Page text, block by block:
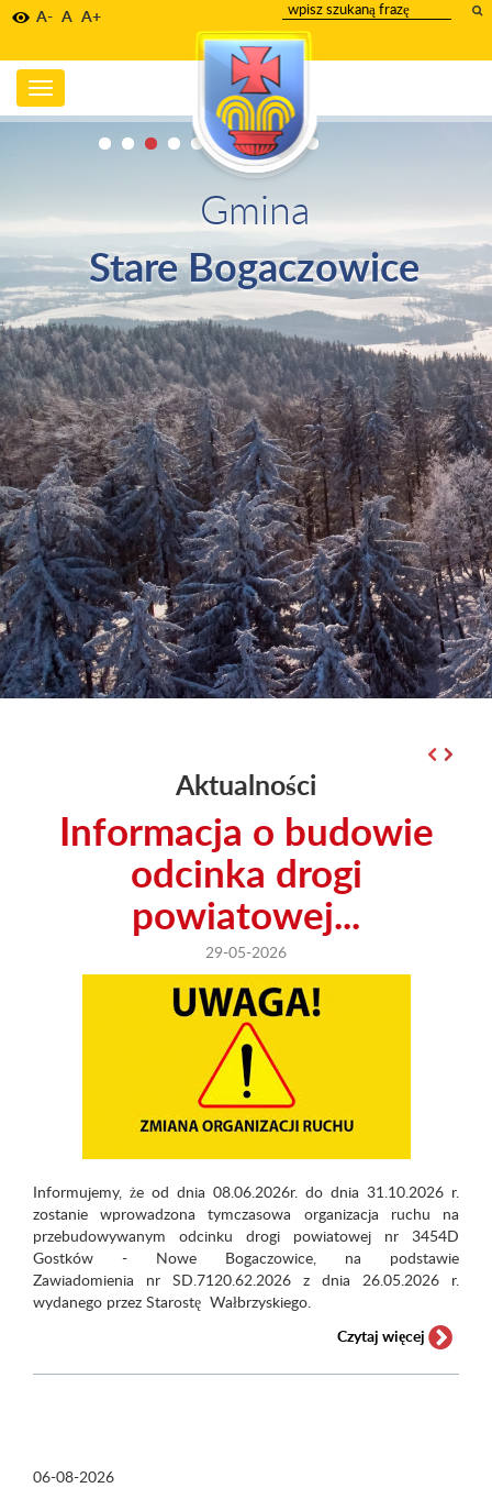
A- A A+
wpisz
szukany
tekst
Toggle
navigation
Gmina
Stare Bogaczowice
Aktualności
Informacja o budowie
odcinka drogi
powiatowej...
29-05-2026
Informujemy, że od dnia 08.06.2026r. do dnia 31.10.2026 r.
zostanie wprowadzona tymczasowa organizacja ruchu na
przebudowywanym odcinku drogi powiatowej nr 3454D
Gostków - Nowe Bogaczowice, na podstawie
Zawiadomienia nr SD.7120.62.2026 z dnia 26.05.2026 r.
wydanego przez Starostę Wałbrzyskiego.
Czytaj więcej
06-08-2026